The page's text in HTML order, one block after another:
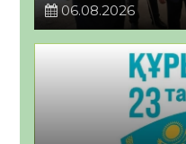
06.08.2026